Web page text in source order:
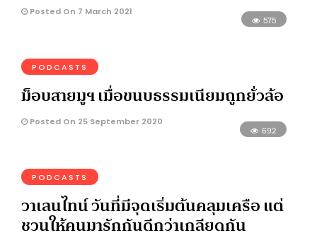
Posted On 7 March 2021
575
PODCASTS
ม็อบสายมูฯ เมื่อขนบธรรมเนียมถูกยั่วล้อ
Posted On 25 September 2020
692
PODCASTS
วาเลนไทน์ วันที่มีจุดเริ่มต้นคลุมเครือ แต่
ชวนให้คนมารักกันดีกว่าเกลียดกัน